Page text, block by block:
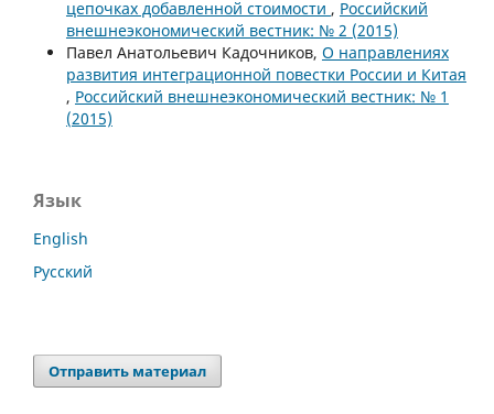
цепочках добавленной стоимости , Российский
внешнеэкономический вестник: № 2 (2015)
Павел Анатольевич Кадочников, О направлениях
развития интеграционной повестки России и Китая
, Российский внешнеэкономический вестник: № 1
(2015)
Язык
English
Русский
Отправить материал